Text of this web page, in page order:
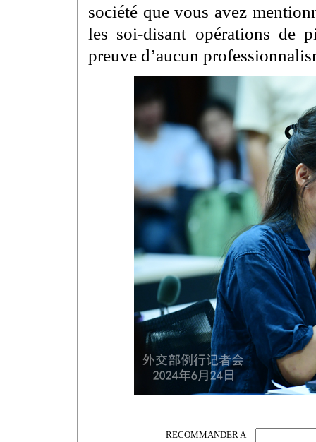
société que vous avez
les soi-disant opérations de
preuve d’aucun
RECOMMANDER A